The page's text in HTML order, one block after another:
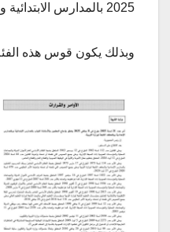
2025 بالمدارس الابتدائية والمعاهد والمدتر الاعدادية.
وبذلك يكون قوس هذه